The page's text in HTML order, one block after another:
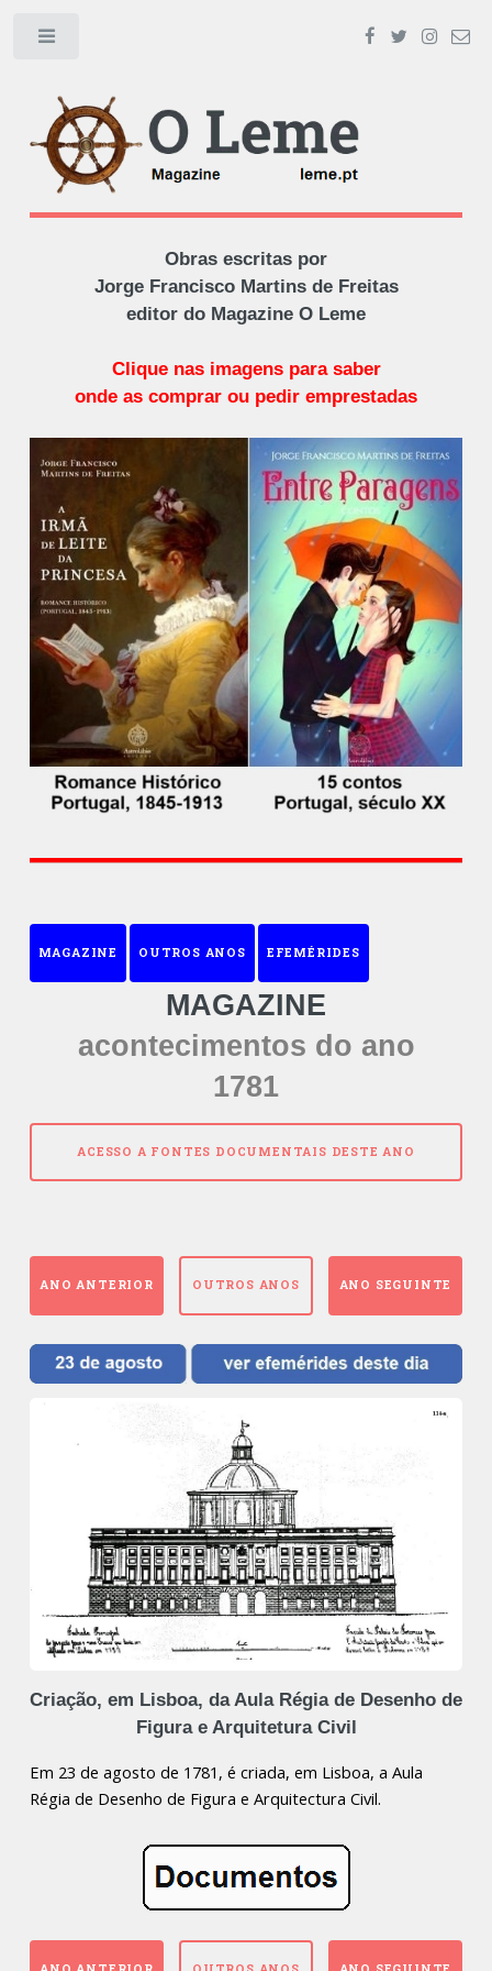
Obras escritas por
Jorge Francisco Martins de Freitas
editor do Magazine O Leme
Clique nas imagens para saber
onde as comprar ou pedir emprestadas
MAGAZINE OUTROS ANOS EFEMÉRIDES
MAGAZINE
acontecimentos do ano
1781
ACESSO A FONTES DOCUMENTAIS DESTE ANO
ANO ANTERIOR OUTROS ANOS ANO SEGUINTE
Criação, em Lisboa, da Aula Régia de Desenho de
Figura e Arquitetura Civil
Em 23 de agosto de 1781, é criada, em Lisboa, a Aula
Régia de Desenho de Figura e Arquitectura Civil.